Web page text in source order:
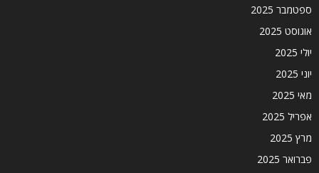
ספטמבר 2025
אוגוסט 2025
יולי 2025
יוני 2025
מאי 2025
אפריל 2025
מרץ 2025
פברואר 2025